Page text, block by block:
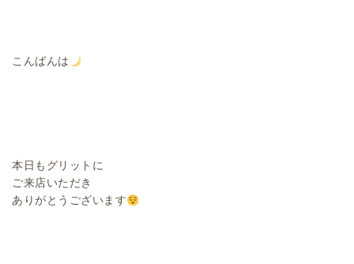
こんばんは
本日もグリットに
ご来店いただき
ありがとうございます